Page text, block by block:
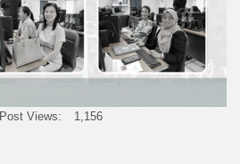
Post Views: 1,156